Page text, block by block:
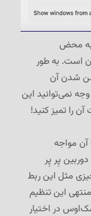
به محض
است. به طور
شدن آن
نمی‌توانید این
آن را تمیز کنید!
آن مواجه
پِر پِر
مثل این ربط
این تنظیم
در اختیار